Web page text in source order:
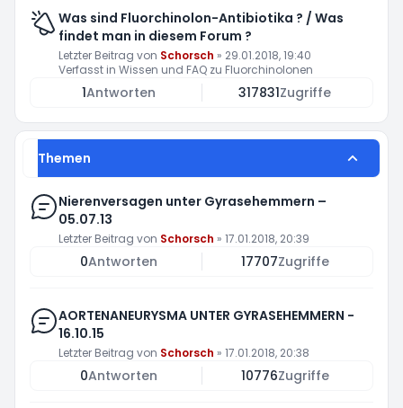
Was sind Fluorchinolon-Antibiotika ? / Was
findet man in diesem Forum ?
Letzter Beitrag von Schorsch » 29.01.2018, 19:40
Verfasst in Wissen und FAQ zu Fluorchinolonen
1Antworten 317831Zugriffe
Themen
Nierenversagen unter Gyrasehemmern –
05.07.13
Letzter Beitrag von Schorsch » 17.01.2018, 20:39
0Antworten 17707Zugriffe
AORTENANEURYSMA UNTER GYRASEHEMMERN -
16.10.15
Letzter Beitrag von Schorsch » 17.01.2018, 20:38
0Antworten 10776Zugriffe